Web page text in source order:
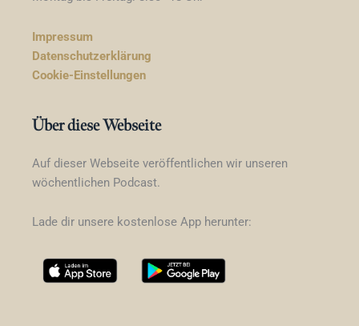
Impressum
Datenschutzerklärung
Cookie-Einstellungen
Über diese Webseite
Auf dieser Webseite veröffentlichen wir unseren
wöchentlichen Podcast.
Lade dir unsere kostenlose App herunter: